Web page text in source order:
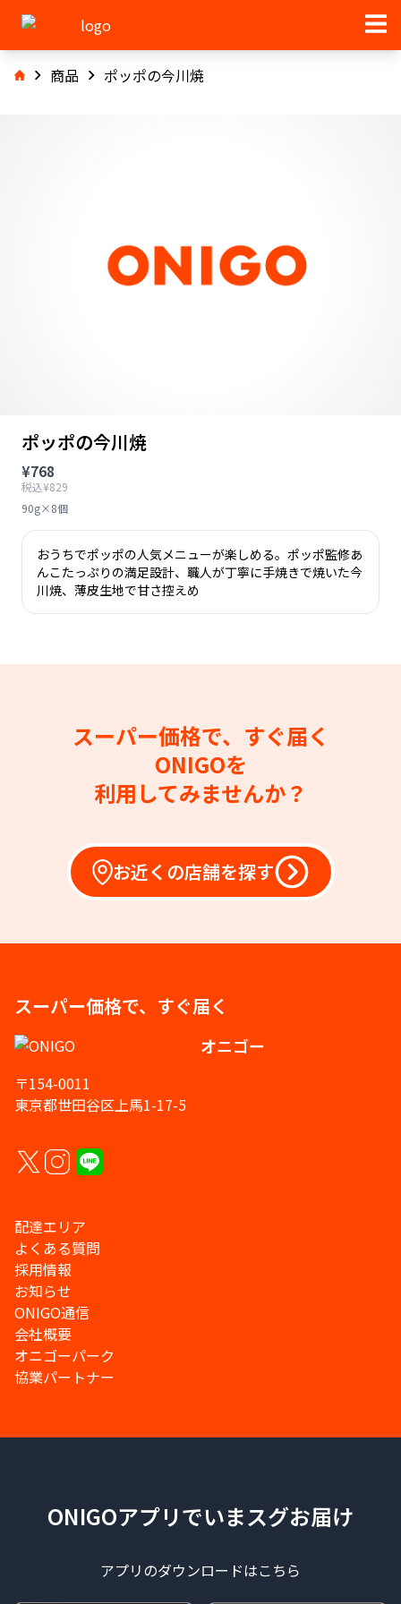
商品 ポッポの今川焼
ポッポの今川焼
¥768
税込¥829
90g×8個
おうちでポッポの人気メニューが楽しめる。ポッポ監修あ
んこたっぷりの満足設計、職人が丁寧に手焼きで焼いた今
川焼、薄皮生地で甘さ控えめ
スーパー価格で、すぐ届く
ONIGOを
利用してみませんか？
お近くの店舗を探す
スーパー価格で、すぐ届く
オニゴー
〒154-0011
東京都世田谷区上馬1-17-5
配達エリア
よくある質問
採用情報
お知らせ
ONIGO通信
会社概要
オニゴーパーク
協業パートナー
ONIGOアプリでいまスグお届け
アプリのダウンロードはこちら